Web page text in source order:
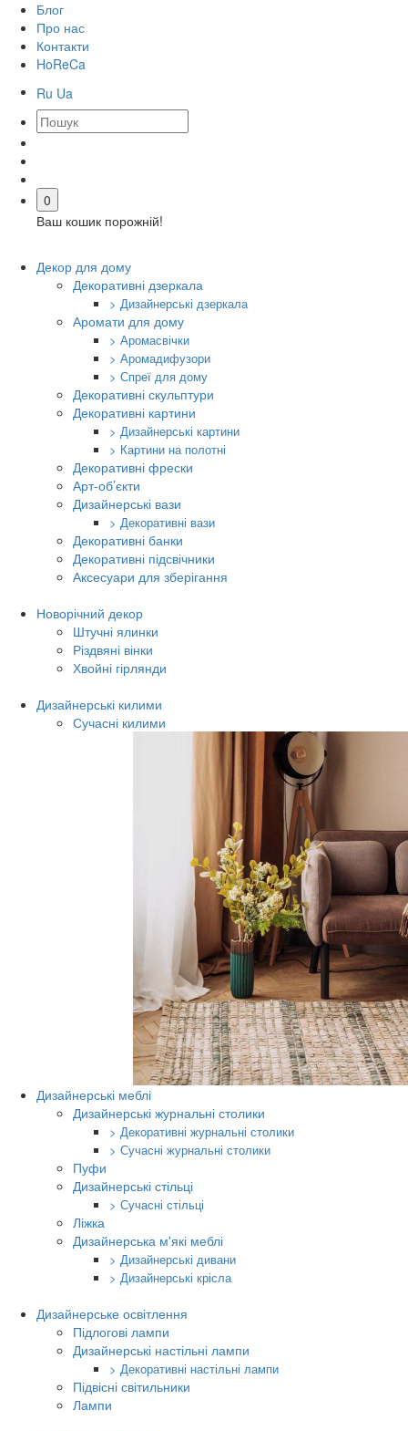
Блог
Про нас
Контакти
HoReCa
Ru Ua
0
Ваш кошик порожній!
Декор для дому
Декоративні дзеркала
> Дизайнерські дзеркала
Аромати для дому
> Аромасвічки
> Аромадифузори
> Спреї для дому
Декоративні скульптури
Декоративні картини
> Дизайнерські картини
> Картини на полотні
Декоративні фрески
Арт-об’єкти
Дизайнерські вази
> Декоративні вази
Декоративні банки
Декоративні підсвічники
Аксесуари для зберігання
Новорічний декор
Штучні ялинки
Різдвяні вінки
Хвойні гірлянди
Дизайнерські килими
Сучасні килими
Дизайнерські меблі
Дизайнерські журнальні столики
> Декоративні журнальні столики
> Сучасні журнальні столики
Пуфи
Дизайнерські стільці
> Сучасні стільці
Ліжка
Дизайнерська м'які меблі
> Дизайнерські дивани
> Дизайнерські крісла
Дизайнерське освітлення
Підлогові лампи
Дизайнерські настільні лампи
> Декоративні настільні лампи
Підвісні світильники
Лампи